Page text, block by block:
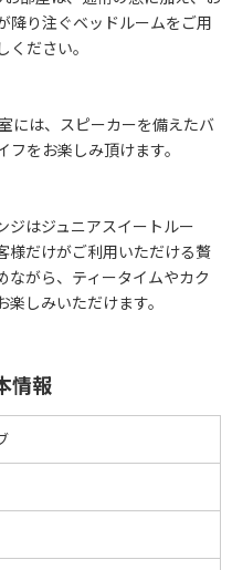
降り注ぐベッドルームをご用
ださい。
には、スピーカーを備えたバ
をお楽しみ頂けます。
ジはジュニアスイートルー
様だけがご利用いただける贅
ながら、ティータイムやカク
しみいただけます。
情報